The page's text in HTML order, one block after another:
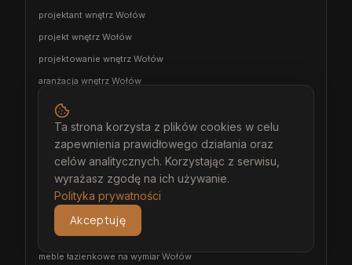
projektant wnętrz Wołów
projekt wnętrz Wołów
projektowanie wnętrz Wołów
aranżacja wnętrz Wołów
wizualizacja wnętrz Wołów
meble na wymiar Wołów
stolarz Wołów
kuchnia na wymiar Wołów
szafa na wymiar Wołów
garderoba na wymiar Wołów
wiatrołap na wymiar Wołów
meble łazienkowe na wymiar Wołów
Ta strona korzysta z plików cookies w celu
zapewnienia prawidłowego działania oraz
celów analitycznych. Korzystając z serwisu,
wyrażasz zgodę na ich używanie.
Polityka prywatności
Akceptuję